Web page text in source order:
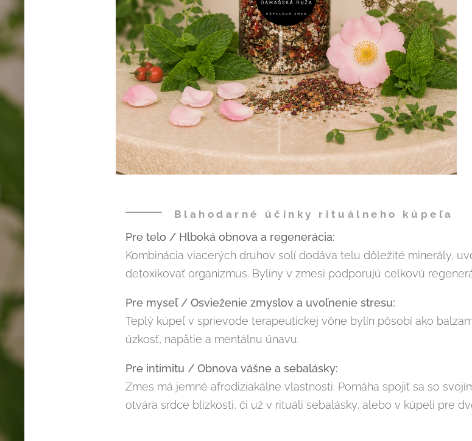
Blahodarné účinky rituálneho kúpeľa
Pre telo / Hlboká obnova a regenerácia:
Kombinácia viacerých druhov solí dodáva telu dôležité minerály,
detoxikovať organizmus. Byliny v zmesi podporujú celkovú
Pre myseľ / Osvieženie zmyslov a uvoľnenie stresu:
Teplý kúpeľ v sprievode terapeutickej vône bylín pôsobí ako
úzkosť, napätie a mentálnu únavu.
Pre intimitu / Obnova vášne a sebalásky:
Zmes má jemné afrodiziakálne vlastnosti. Pomáha spojiť sa so
otvára srdce blízkosti, či už v rituáli sebalásky, alebo v kúpeli pre